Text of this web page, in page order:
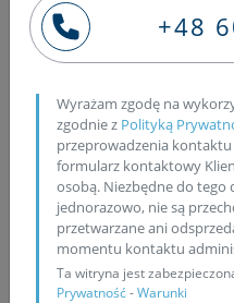
Zużycie mechaniczne:
ciągłemu zużyciu
Długotrwałe
zużycia uszczelek,
może skutkować
Brud i osady: Wraz z
do wtryskiwacza
pył, zanieczyszczenia
zanieczyszczenia
wtryskiwacza,
+48
Wyrażam zgodę na
zgodnie z Polityką
przeprowadzenia kontaktu
formularz kontaktowy
osobą. Niezbędne do tego
jednorazowo, nie są
przetwarzane ani
momentu kontaktu
Ta witryna jest
Prywatność-Warunki